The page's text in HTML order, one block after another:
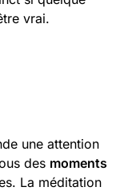
vrai.
une attention
des moments
La méditation